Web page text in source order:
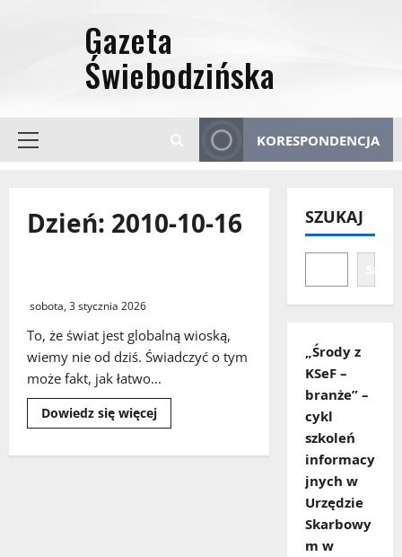
Menu
KORESPONDENCJA
Dzień: 2010-10-16
sobota, 3 stycznia 2026
To, że świat jest globalną wioską,
wiemy nie od dziś. Świadczyć o tym
może fakt, jak łatwo...
Dowiedz się więcejDowiedz
się
SZUKAJ
„Środy z
KSeF –
branże” –
cykl
szkoleń
informacy
jnych w
Urzędzie
Skarbowy
m w